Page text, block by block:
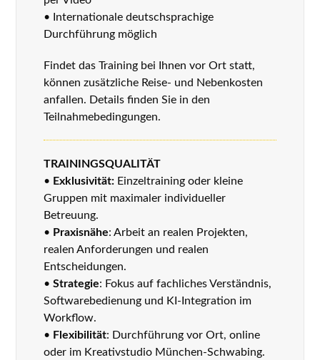
• Internationale deutschsprachige
Durchführung möglich
Findet das Training bei Ihnen vor Ort statt,
können zusätzliche Reise- und Nebenkosten
anfallen. Details finden Sie in den
Teilnahmebedingungen.
TRAININGSQUALITÄT
• Exklusivität: Einzeltraining oder kleine
Gruppen mit maximaler individueller
Betreuung.
• Praxisnähe: Arbeit an realen Projekten,
realen Anforderungen und realen
Entscheidungen.
•Strategie: Fokus auf fachliches Verständnis,
Softwarebedienung und KI-Integration im
Workflow.
• Flexibilität: Durchführung vor Ort, online
oder im Kreativstudio München-Schwabing.